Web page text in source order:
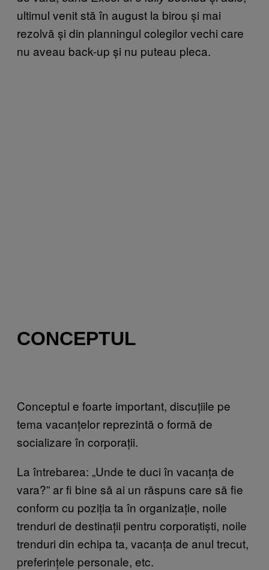
ultimul venit stă în august la birou și mai
rezolvă și din planningul colegilor vechi care
nu aveau back-up și nu puteau pleca.
CONCEPTUL
Conceptul e foarte important, discuțiile pe
tema vacanțelor reprezintă o formă de
socializare în corporații.
La întrebarea: „Unde te duci în vacanța de
vara?” ar fi bine să ai un răspuns care să fie
conform cu poziția ta în organizație, noile
trenduri de destinații pentru corporatiști, noile
trenduri din echipa ta, vacanța de anul trecut,
preferințele personale, etc.